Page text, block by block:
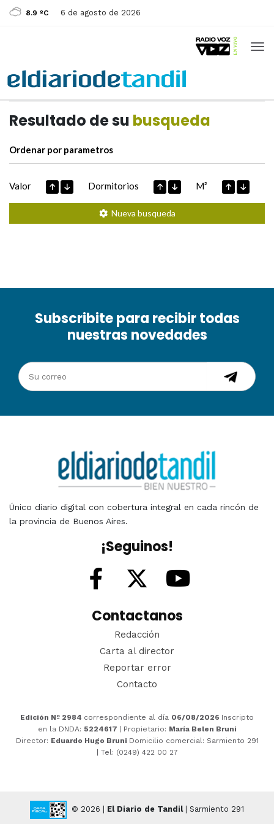
8.9 ºC 6 de agosto de 2026
Resultado de su busqueda
Ordenar por parametros
Valor Dormitorios M²
Nueva busqueda
Subscribite para recibir todas
nuestras novedades
Único diario digital con cobertura integral en cada rincón de
la provincia de Buenos Aires.
¡Seguinos!
Contactanos
Redacción
Carta al director
Reportar error
Contacto
Edición Nº 2984 correspondiente al día 06/08/2026 Inscripto
en la DNDA: 5224617 | Propietario: María Belen Bruni
Director: Eduardo Hugo Bruni Domicilio comercial: Sarmiento 291
| Tel: (0249) 422 00 27
© 2026 | El Diario de Tandil| Sarmiento 291